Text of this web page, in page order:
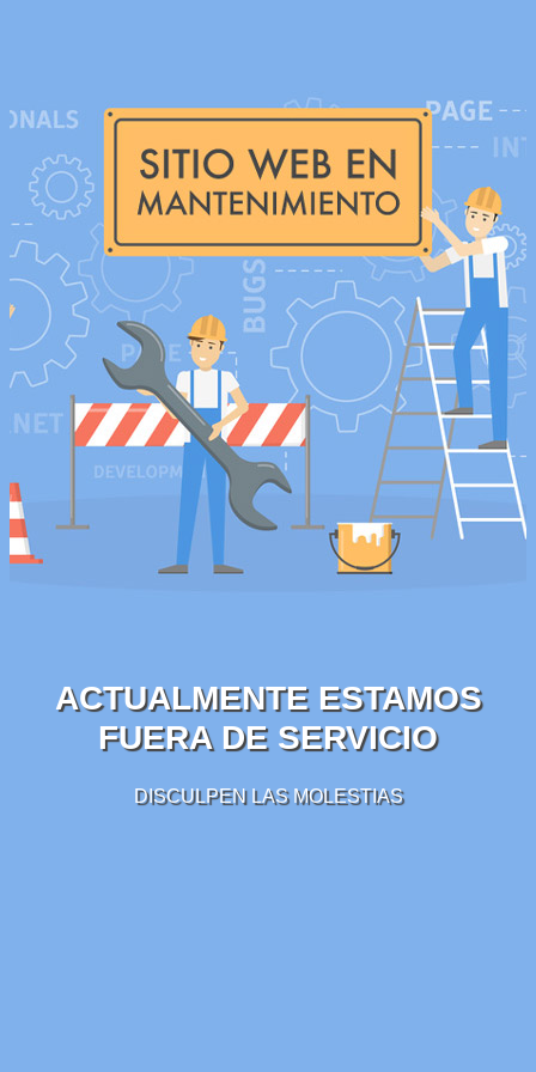
ACTUALMENTE ESTAMOS
FUERA DE SERVICIO
DISCULPEN LAS MOLESTIAS